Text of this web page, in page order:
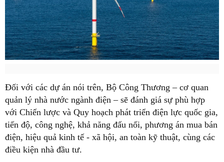
Đối với các dự án nói trên, Bộ Công Thương – cơ quan
quản lý nhà nước ngành điện – sẽ đánh giá sự phù hợp
với Chiến lược và Quy hoạch phát triển điện lực quốc gia,
tiến độ, công nghệ, khả năng đấu nối, phương án mua bán
điện, hiệu quả kinh tế - xã hội, an toàn kỹ thuật, cùng các
điều kiện nhà đầu tư.